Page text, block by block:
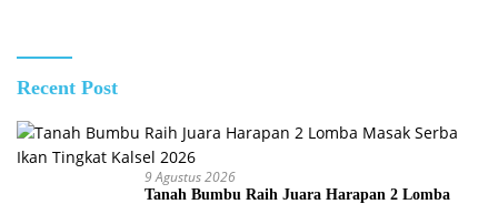
Recent Post
9 Agustus 2026
Tanah Bumbu Raih Juara Harapan 2 Lomba